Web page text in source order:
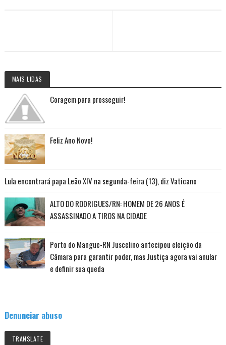
MAIS LIDAS
Coragem para prosseguir!
Feliz Ano Novo!
Lula encontrará papa Leão XIV na segunda-feira (13), diz Vaticano
ALTO DO RODRIGUES/RN: HOMEM DE 26 ANOS É
ASSASSINADO A TIROS NA CIDADE
Porto do Mangue-RN Juscelino antecipou eleição da
Câmara para garantir poder, mas Justiça agora vai anular
e definir sua queda
Denunciar abuso
TRANSLATE